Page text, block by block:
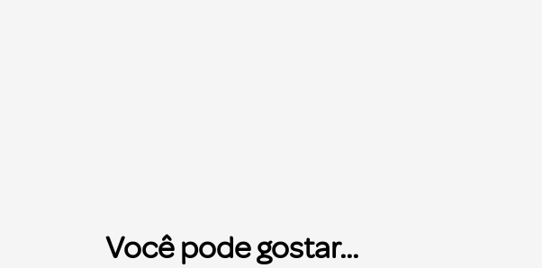
Você pode gostar...